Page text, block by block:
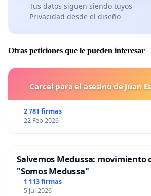
Tus datos siguen siendo tuyos
Privacidad desde el diseño
Otras peticiones que le pueden interesar
Carcel para el asesino de Juan
2 781 firmas
22 Feb 2026
Salvemos Medussa: movimiento
"Somos Medussa"
1 113 firmas
5 Jul 2026